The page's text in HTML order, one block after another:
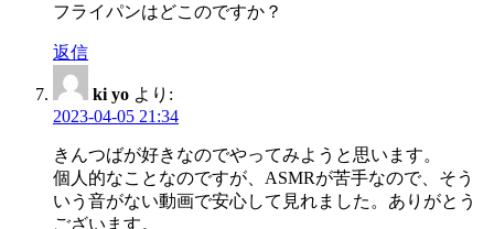
フライパンはどこのですか？
返信
ki yo より:
2023-04-05 21:34
きんつばが好きなのでやってみようと思います。
個人的なことなのですが、ASMRが苦手なので、そう
いう音がない動画で安心して見れました。ありがとう
ございます。